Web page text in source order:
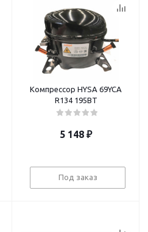
Компрессор HYSA 69YCA
R134 195BT
5 148 ₽
Под заказ